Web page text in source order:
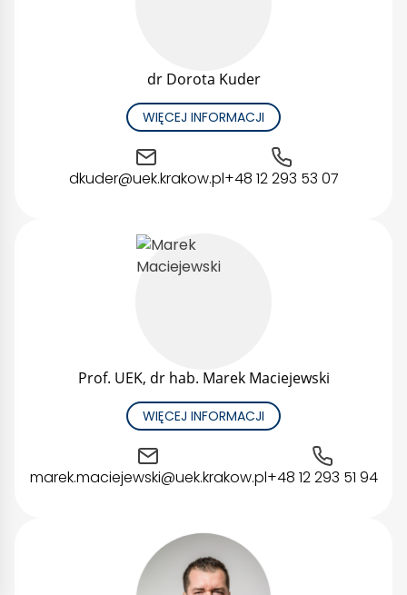
dr Dorota Kuder
WIĘCEJ INFORMACJI
dkuder@uek.krakow.pl+48 12 293 53 07
Prof. UEK, dr hab. Marek Maciejewski
WIĘCEJ INFORMACJI
marek.maciejewski@uek.krakow.pl+48 12 293 51 94